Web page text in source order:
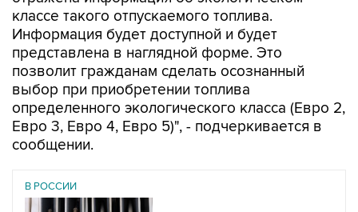
классе такого отпускаемого топлива.
Информация будет доступной и будет
представлена в наглядной форме. Это
позволит гражданам сделать осознанный
выбор при приобретении топлива
определенного экологического класса (Евро 2,
Евро 3, Евро 4, Евро 5)", - подчеркивается в
сообщении.
В РОССИИ